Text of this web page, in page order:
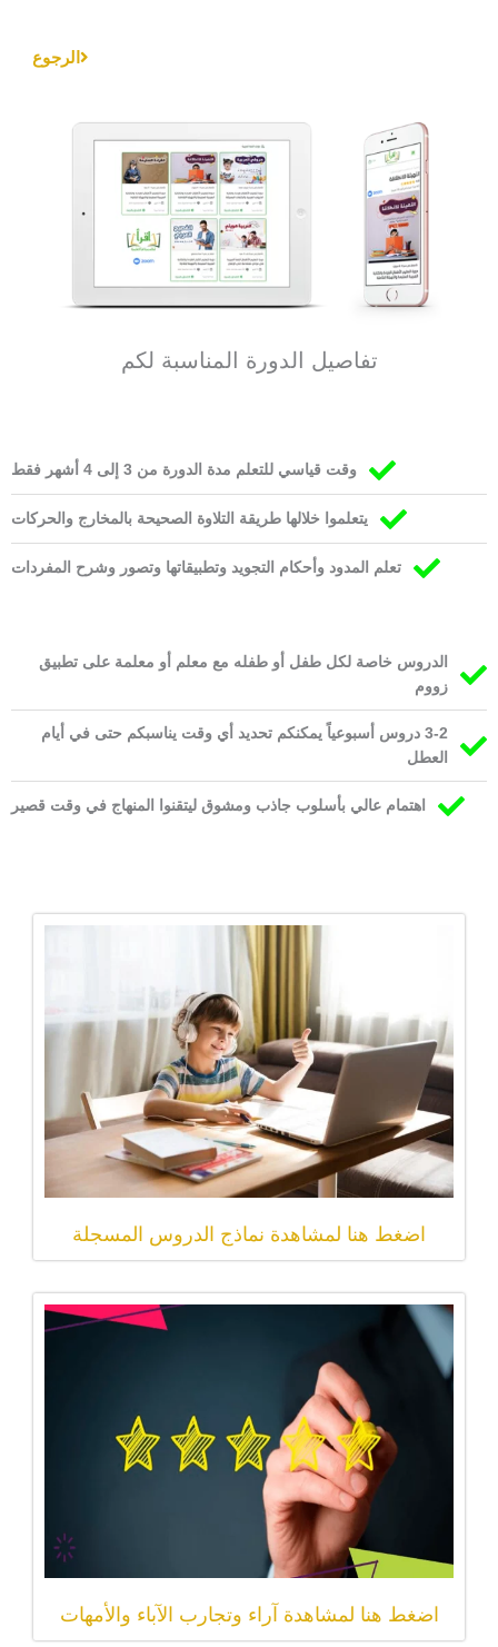
الرجوع
تفاصيل الدورة المناسبة لكم
وقت قياسي للتعلم مدة الدورة من 3 إلى 4 أشهر فقط
يتعلموا خلالها طريقة التلاوة الصحيحة بالمخارج والحركات
تعلم المدود وأحكام التجويد وتطبيقاتها وتصور وشرح المفردات
الدروس خاصة لكل طفل أو طفله مع معلم أو معلمة على تطبيق
زووم
3-2 دروس أسبوعياً يمكنكم تحديد أي وقت يناسبكم حتى في أيام
العطل
اهتمام عالي بأسلوب جاذب ومشوق ليتقنوا المنهاج في وقت قصير
اضغط هنا لمشاهدة نماذج الدروس المسجلة
اضغط هنا لمشاهدة آراء وتجارب الآباء والأمهات